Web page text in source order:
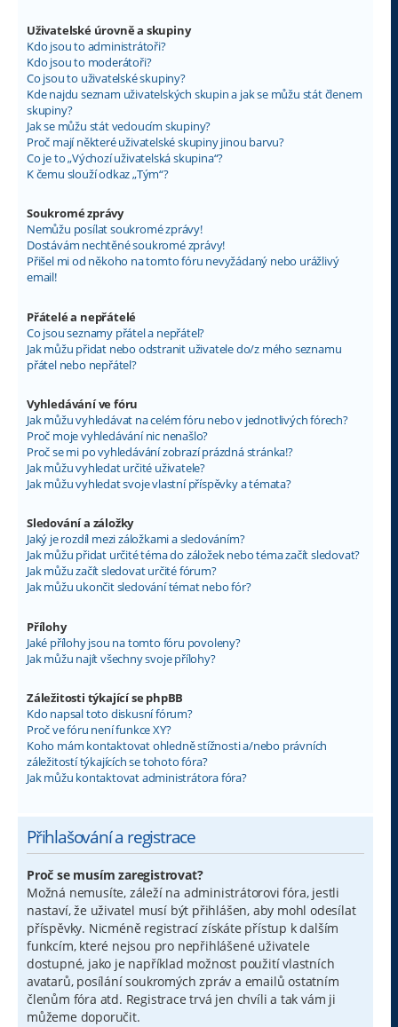
Uživatelské úrovně a skupiny
Kdo jsou to administrátoři?
Kdo jsou to moderátoři?
Co jsou to uživatelské skupiny?
Kde najdu seznam uživatelských skupin a jak se můžu stát členem
skupiny?
Jak se můžu stát vedoucím skupiny?
Proč mají některé uživatelské skupiny jinou barvu?
Co je to „Výchozí uživatelská skupina“?
K čemu slouží odkaz „Tým“?
Soukromé zprávy
Nemůžu posílat soukromé zprávy!
Dostávám nechtěné soukromé zprávy!
Přišel mi od někoho na tomto fóru nevyžádaný nebo urážlivý
email!
Přátelé a nepřátelé
Co jsou seznamy přátel a nepřátel?
Jak můžu přidat nebo odstranit uživatele do/z mého seznamu
přátel nebo nepřátel?
Vyhledávání ve fóru
Jak můžu vyhledávat na celém fóru nebo v jednotlivých fórech?
Proč moje vyhledávání nic nenašlo?
Proč se mi po vyhledávání zobrazí prázdná stránka!?
Jak můžu vyhledat určité uživatele?
Jak můžu vyhledat svoje vlastní příspěvky a témata?
Sledování a záložky
Jaký je rozdíl mezi záložkami a sledováním?
Jak můžu přidat určité téma do záložek nebo téma začít sledovat?
Jak můžu začít sledovat určité fórum?
Jak můžu ukončit sledování témat nebo fór?
Přílohy
Jaké přílohy jsou na tomto fóru povoleny?
Jak můžu najít všechny svoje přílohy?
Záležitosti týkající se phpBB
Kdo napsal toto diskusní fórum?
Proč ve fóru není funkce XY?
Koho mám kontaktovat ohledně stížnosti a/nebo právních
záležitostí týkajících se tohoto fóra?
Jak můžu kontaktovat administrátora fóra?
Přihlašování a registrace
Proč se musím zaregistrovat?
Možná nemusíte, záleží na administrátorovi fóra, jestli
nastaví, že uživatel musí být přihlášen, aby mohl odesílat
příspěvky. Nicméně registrací získáte přístup k dalším
funkcím, které nejsou pro nepřihlášené uživatele
dostupné, jako je například možnost použití vlastních
avatarů, posílání soukromých zpráv a emailů ostatním
členům fóra atd. Registrace trvá jen chvíli a tak vám ji
můžeme doporučit.